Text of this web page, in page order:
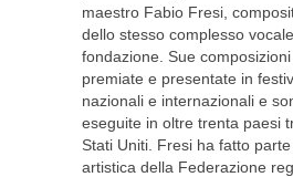
maestro Fabio Fresi,
dello stesso complesso
fondazione. Sue
premiate e presentate in
nazionali e internazionali e
eseguite in oltre trenta paesi
Stati Uniti. Fresi ha fatto
artistica della Federazione